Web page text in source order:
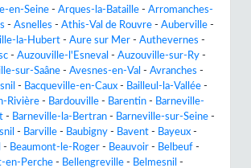
en-Seine - Arques-la-Bataille - Arromanches-
- Asnelles - Athis-Val de Rouvre - Auberville -
la-Hubert - Aure sur Mer - Authevernes -
- Auzouville-l'Esneval - Auzouville-sur-Ry -
sur-Saâne - Avesnes-en-Val - Avranches -
- Bacqueville-en-Caux - Bailleul-la-Vallée -
Rivière - Bardouville - Barentin - Barneville-
- Barneville-la-Bertran - Barneville-sur-Seine -
- Barville - Baubigny - Bavent - Bayeux -
- Beaumont-le-Roger - Beauvoir - Belbeuf -
en-Perche - Bellengreville - Belmesnil -